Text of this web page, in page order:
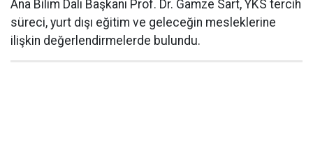
Ana Bilim Dalı Başkanı Prof. Dr. Gamze Sart, YKS tercih
süreci, yurt dışı eğitim ve geleceğin mesleklerine
ilişkin değerlendirmelerde bulundu.